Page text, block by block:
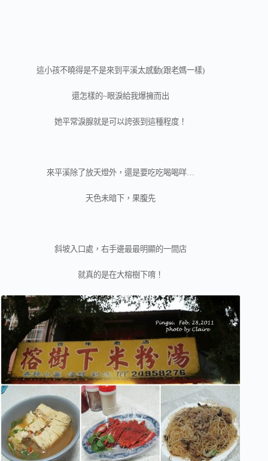
這小孩不曉得是不是來到平溪太感動(跟老媽一樣)
還怎樣的~眼淚給我爆擁而出
她平常淚腺就是可以誇張到這種程度！
來平溪除了放天燈外，還是要吃吃喝喝咩…
天色未暗下，果腹先
斜坡入口處，右手邊最最明顯的一間店
就真的是在大榕樹下唷！